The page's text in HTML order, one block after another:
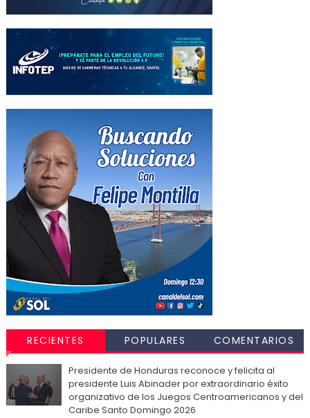
RECIENTES POPULARES COMENTARIOS
Presidente de Honduras reconoce y felicita al
presidente Luis Abinader por extraordinario éxito
organizativo de los Juegos Centroamericanos y del
Caribe Santo Domingo 2026